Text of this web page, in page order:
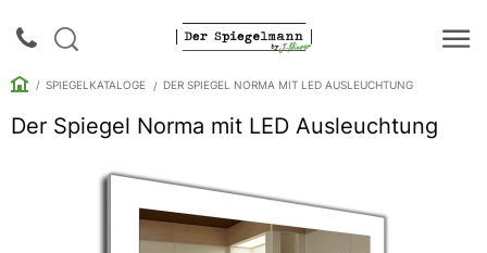
SPIEGELKATALOGE DER SPIEGEL NORMA MIT LED AUSLEUCHTUNG
Der Spiegel Norma mit LED Ausleuchtung